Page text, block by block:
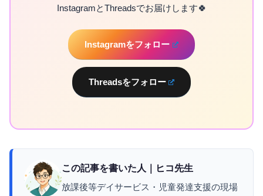
InstagramとThreadsでお届けします🍀
Instagramをフォロー
Threadsをフォロー
この記事を書いた人｜ヒコ先生
放課後等デイサービス・児童発達支援の現場